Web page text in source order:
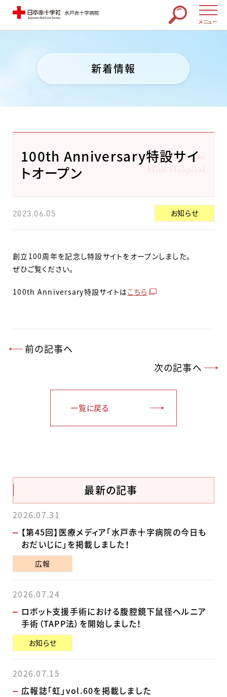
メニュー
新着情報
100th Anniversary特設サイ
トオープン
2023.06.05 お知らせ
創立100周年を記念し特設サイトをオープンしました。
ぜひご覧ください。
100th Anniversary特設サイトはこちら
前の記事へ
次の記事へ
一覧に戻る
最新の記事
2026.07.31
【第45回】医療メディア「水戸赤十字病院の今日も
おだいじに」を掲載しました！
広報
2026.07.24
ロボット支援手術における腹腔鏡下鼠径ヘルニア
手術（TAPP法）を開始しました！
お知らせ
2026.07.15
広報誌「虹」vol.60を掲載しました